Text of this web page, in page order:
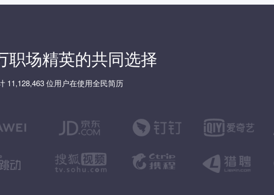
职场精英的共同选择
11,128,463 位用户在使用全民简历